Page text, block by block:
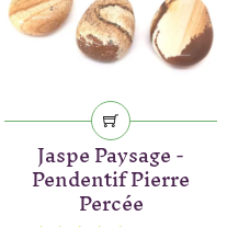
Jaspe Paysage -
Pendentif Pierre
Percée